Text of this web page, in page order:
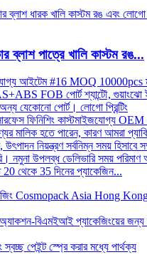
ব্লাশ পাত্রে খালি কাস্টম রঙ...
আইটেম #16 MOQ 10000pcs
FOB পোর্ট শ্যান্টৌ, গুয়াংঝো
যেকোনো পোর্ট। লোগো প্রিন্টিং
ফিনিশিং কাস্টমাইজযোগ্য OEM
মালিক হতে পারেন, কারণ আমরা
নিয়ন্ত্রণ সর্বনিম্ন সময় হিসাবে
নমুনা উপলব্ধ ডেলিভারি সময় পরিমাণ
20 থেকে 35 দিনের প্যাকেজিন...